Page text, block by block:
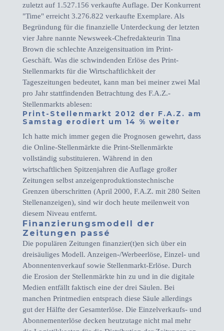
zuletzt auf 1.527.156 verkaufte Auflage. Der Konkurrent
"Time" erreicht 3.276.822 verkaufte Exemplare. Als
Begründung für die finanzielle Unterdeckung der letzten
vier Jahre nannte Newsweek-Chefredakteurin Tina
Brown die schlechte Anzeigensituation im Print-
Geschäft. Was die schwindenden Erlöse des Print-
Stellenmarkts für die Wirtschaftlichkeit der
Tageszeitungen bedeutet, kann man bei meiner zwei Mal
pro Jahr stattfindenden Betrachtung des F.A.Z.-
Stellenmarkts ablesen:
Print-Stellenmarkt 2012 der F.A.Z. am
Samstag erodiert um 14 % weiter
Ich hatte mich immer gegen die Prognosen gewehrt, dass
die Online-Stellenmärkte die Print-Stellenmärkte
vollständig substituieren. Während in den
wirtschaftlichen Spitzenjahren die Auflage großer
Zeitungen selbst anzeigenproduktionstechnische
Grenzen überschritten (April 2000, F.A.Z. mit 280 Seiten
Stellenanzeigen), sind wir doch heute meilenweit von
diesem Niveau entfernt.
Finanzierungsmodell der
Zeitungen passé
Die populären Zeitungen finanzier(t)en sich über ein
dreisäuliges Modell. Anzeigen-/Werbeerlöse, Einzel- und
Abonnentenverkauf sowie Stellenmarkt-Erlöse. Durch
die Erosion der Stellenmärkte hin zu und in die digitale
Medien entfällt faktisch eine der drei Säulen. Bei
manchen Printmedien entsprach diese Säule allerdings
gut der Hälfte der Gesamterlöse. Die Einzelverkaufs- und
Abonnementerlöse decken heutzutage nicht mal mehr